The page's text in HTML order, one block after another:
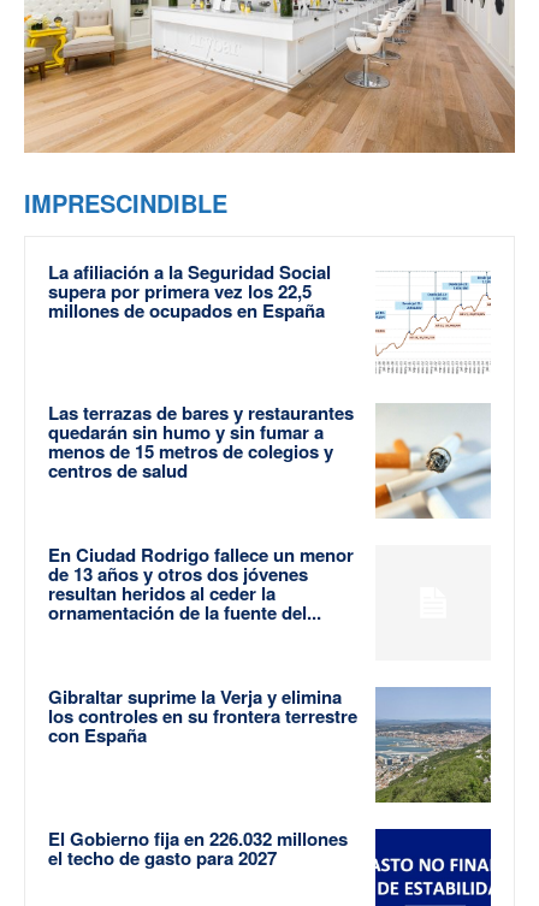
IMPRESCINDIBLE
La afiliación a la Seguridad Social
supera por primera vez los 22,5
millones de ocupados en España
Las terrazas de bares y restaurantes
quedarán sin humo y sin fumar a
menos de 15 metros de colegios y
centros de salud
En Ciudad Rodrigo fallece un menor
de 13 años y otros dos jóvenes
resultan heridos al ceder la
ornamentación de la fuente del...
Gibraltar suprime la Verja y elimina
los controles en su frontera terrestre
con España
El Gobierno fija en 226.032 millones
el techo de gasto para 2027